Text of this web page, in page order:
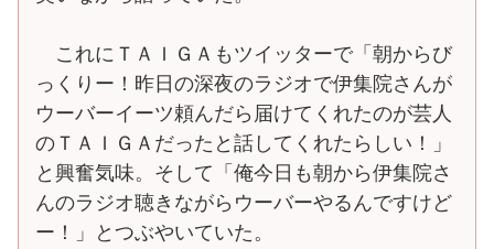
これにＴＡＩＧＡもツイッターで「朝からび
っくりー！昨日の深夜のラジオで伊集院さんが
ウーバーイーツ頼んだら届けてくれたのが芸人
のＴＡＩＧＡだったと話してくれたらしい！」
と興奮気味。そして「俺今日も朝から伊集院さ
んのラジオ聴きながらウーバーやるんですけど
ー！」とつぶやいていた。